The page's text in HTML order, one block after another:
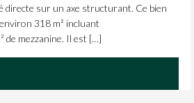
directe sur un axe structurant. Ce bien
318 m² incluant
de mezzanine. Il est […]